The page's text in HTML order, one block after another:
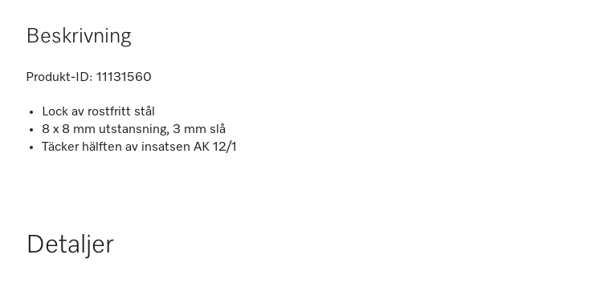
Beskrivning
Produkt-ID: 11131560
Lock av rostfritt stål
8 x 8 mm utstansning, 3 mm slå
Täcker hälften av insatsen AK 12/1
Detaljer